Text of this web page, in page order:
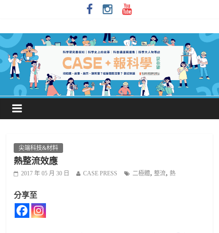
尖端科技&材料
熱整流效應
2017 年 05 月 30 日 CASE PRESS 二極體,整流,熱
分享至